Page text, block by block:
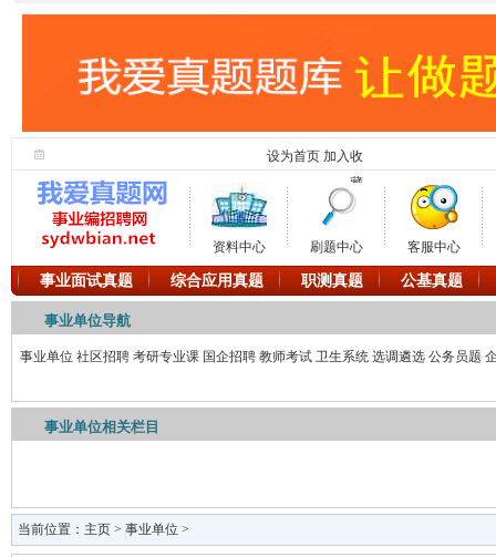
设为首页 加入收
藏
资料中心 刷题中心 客服中心
事业面试真题 综合应用真题 职测真题 公基真题
事业单位导航
事业单位 社区招聘 考研专业课 国企招聘 教师考试 卫生系统 选调遴选 公务员题
事业单位相关栏目
当前位置： 主页 > 事业单位 >